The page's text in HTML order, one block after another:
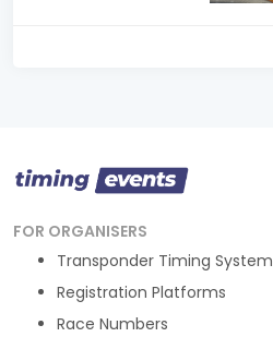
FOR ORGANISERS
Transponder Timing System
Registration Platforms
Race Numbers